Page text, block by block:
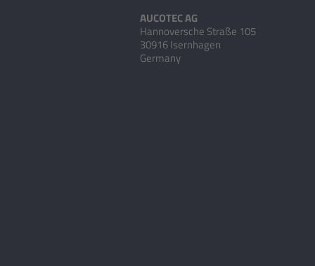
AUCOTEC AG
Hannoversche Straße 105
30916 Isernhagen
Germany